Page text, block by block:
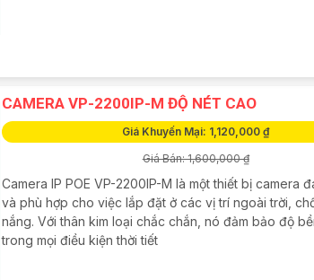
CAMERA VP-2200IP-M ĐỘ NÉT CAO
Giá Khuyến Mại: 1,120,000 ₫
Giá Bán: 1,600,000 ₫
Camera IP POE VP-2200IP-M là một thiết bị camera
và phù hợp cho việc lắp đặt ở các vị trí ngoài trời,
nắng. Với thân kim loại chắc chắn, nó đảm bảo độ
trong mọi điều kiện thời tiết